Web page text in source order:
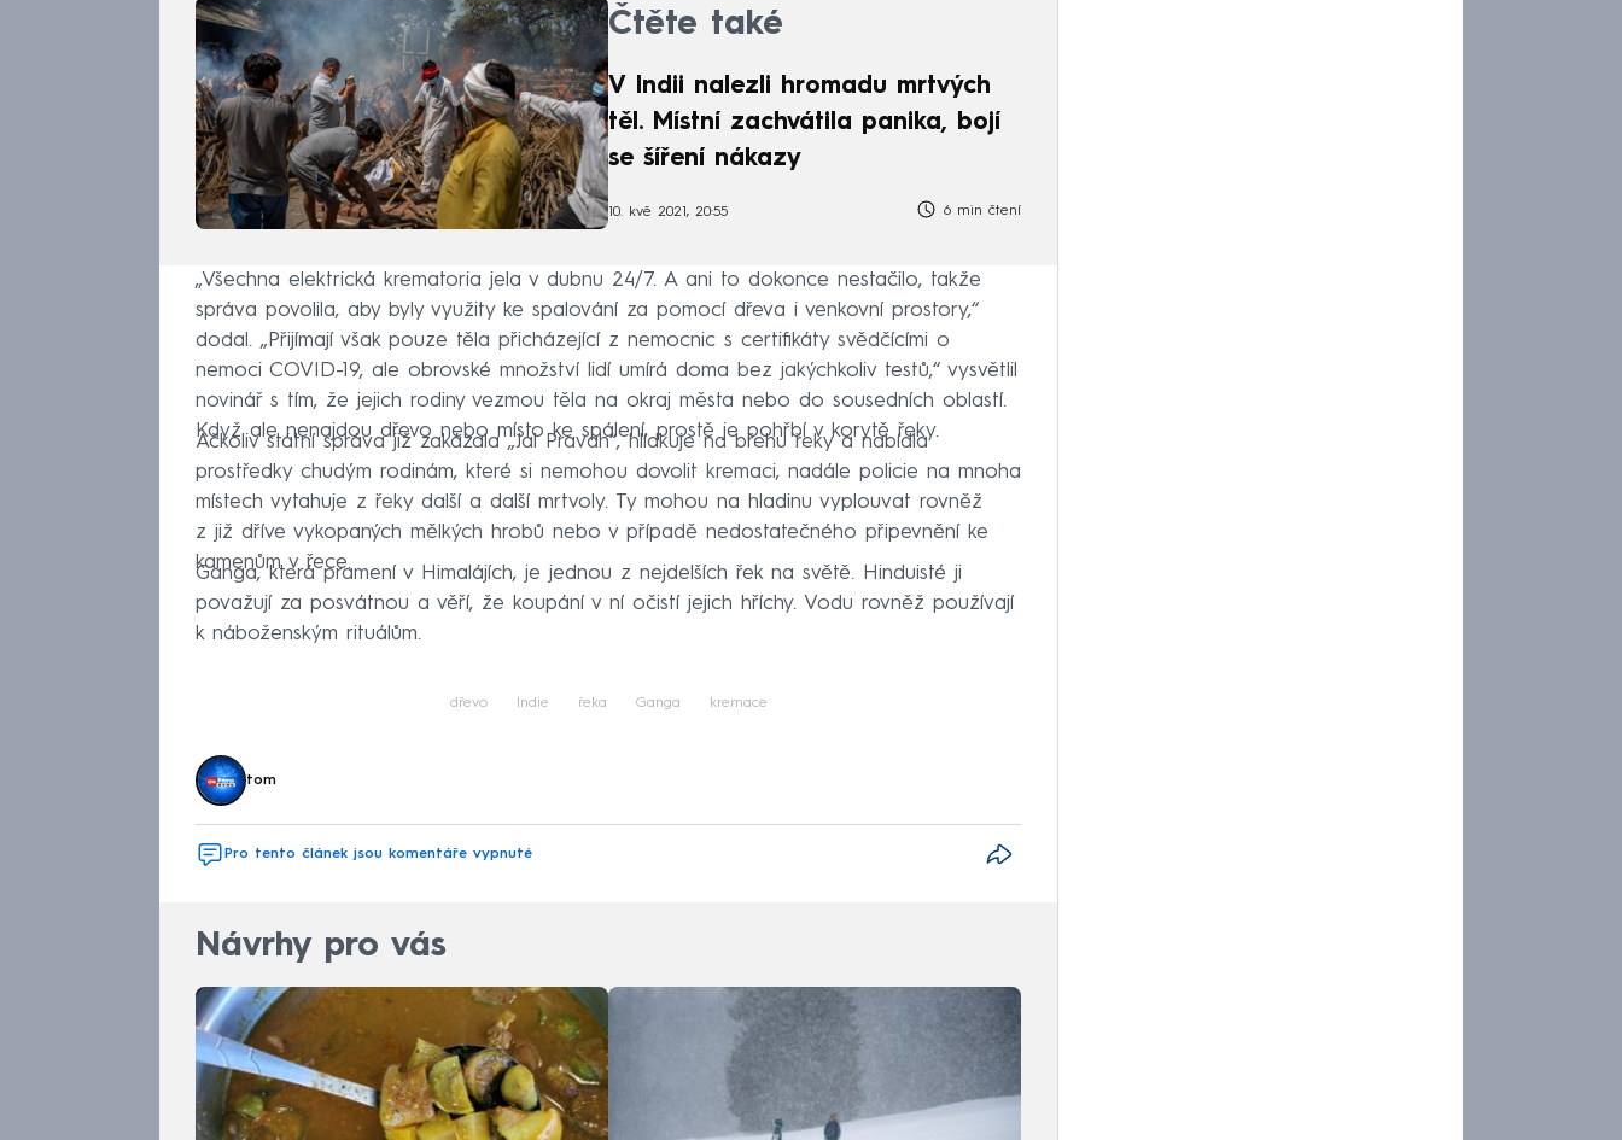
Čtěte také
V Indii nalezli hromadu mrtvých
těl. Místní zachvátila panika, bojí
se šíření nákazy
10. kvě 2021, 20:55 6 min čtení
„Všechna elektrická krematoria jela v dubnu 24/7. A ani to dokonce nestačilo, takže
správa povolila, aby byly využity ke spalování za pomocí dřeva i venkovní prostory,“
dodal. „Přijímají však pouze těla přicházející z nemocnic s certifikáty svědčícími o
nemoci COVID-19, ale obrovské množství lidí umírá doma bez jakýchkoliv testů,“ vysvětlil
novinář s tím, že jejich rodiny vezmou těla na okraj města nebo do sousedních oblastí.
Když ale nenajdou dřevo nebo místo ke spálení, prostě je pohřbí v korytě řeky.
Ačkoliv státní správa již zakázala „Jal Pravah“, hlídkuje na břehu řeky a nabídla
prostředky chudým rodinám, které si nemohou dovolit kremaci, nadále policie na mnoha
místech vytahuje z řeky další a další mrtvoly. Ty mohou na hladinu vyplouvat rovněž
z již dříve vykopaných mělkých hrobů nebo v případě nedostatečného připevnění ke
kamenům v řece.
Ganga, která pramení v Himalájích, je jednou z nejdelších řek na světě. Hinduisté ji
považují za posvátnou a věří, že koupání v ní očistí jejich hříchy. Vodu rovněž používají
k náboženským rituálům.
dřevo Indie řeka Ganga kremace
tom
Pro tento článek jsou komentáře vypnuté
Návrhy pro vás